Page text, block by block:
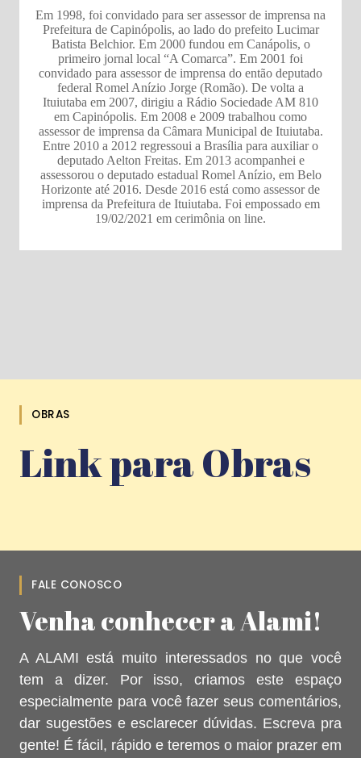
Em 1998, foi convidado para ser assessor de imprensa na
Prefeitura de Capinópolis, ao lado do prefeito Lucimar
Batista Belchior. Em 2000 fundou em Canápolis, o
primeiro jornal local “A Comarca”. Em 2001 foi
convidado para assessor de imprensa do então deputado
federal Romel Anízio Jorge (Romão). De volta a
Ituiutaba em 2007, dirigiu a Rádio Sociedade AM 810
em Capinópolis. Em 2008 e 2009 trabalhou como
assessor de imprensa da Câmara Municipal de Ituiutaba.
Entre 2010 a 2012 regressoui a Brasília para auxiliar o
deputado Aelton Freitas. Em 2013 acompanhei e
assessorou o deputado estadual Romel Anízio, em Belo
Horizonte até 2016. Desde 2016 está como assessor de
imprensa da Prefeitura de Ituiutaba. Foi empossado em
19/02/2021 em cerimônia on line.
OBRAS
Link para Obras
FALE CONOSCO
Venha conhecer a Alami!
A ALAMI está muito interessados no que você
tem a dizer. Por isso, criamos este espaço
especialmente para você fazer seus comentários,
dar sugestões e esclarecer dúvidas. Escreva pra
gente! É fácil, rápido e teremos o maior prazer em